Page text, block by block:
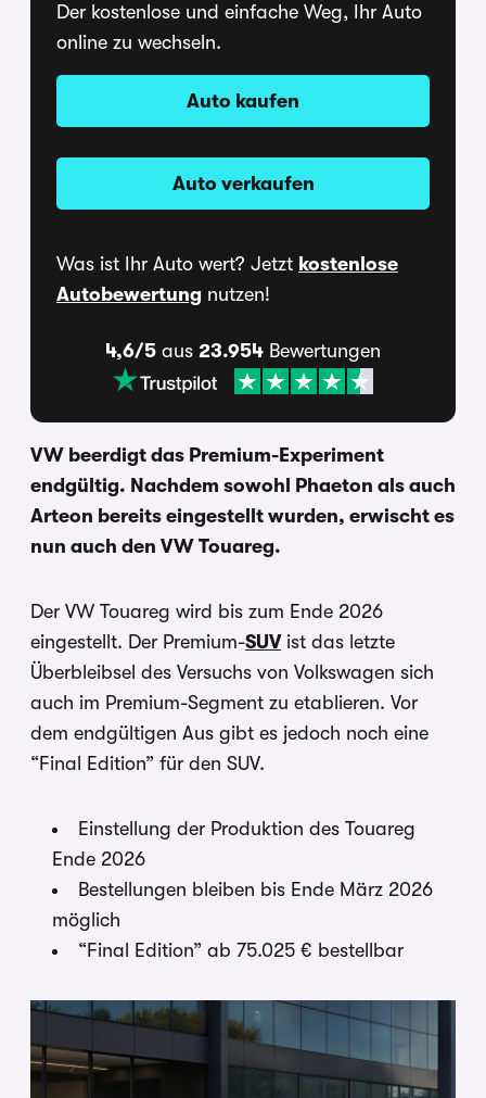
Der kostenlose und einfache Weg, Ihr Auto
online zu wechseln.
Auto kaufen
Auto verkaufen
Was ist Ihr Auto wert? Jetzt kostenlose
Autobewertung nutzen!
4,6/5 aus 23.954 Bewertungen
VW beerdigt das Premium-Experiment
endgültig. Nachdem sowohl Phaeton als auch
Arteon bereits eingestellt wurden, erwischt es
nun auch den VW Touareg.
Der VW Touareg wird bis zum Ende 2026
eingestellt. Der Premium-SUVist das letzte
Überbleibsel des Versuchs von Volkswagen sich
auch im Premium-Segment zu etablieren. Vor
dem endgültigen Aus gibt es jedoch noch eine
“Final Edition” für den SUV.
Einstellung der Produktion des Touareg
Ende 2026
Bestellungen bleiben bis Ende März 2026
möglich
“Final Edition” ab 75.025 € bestellbar